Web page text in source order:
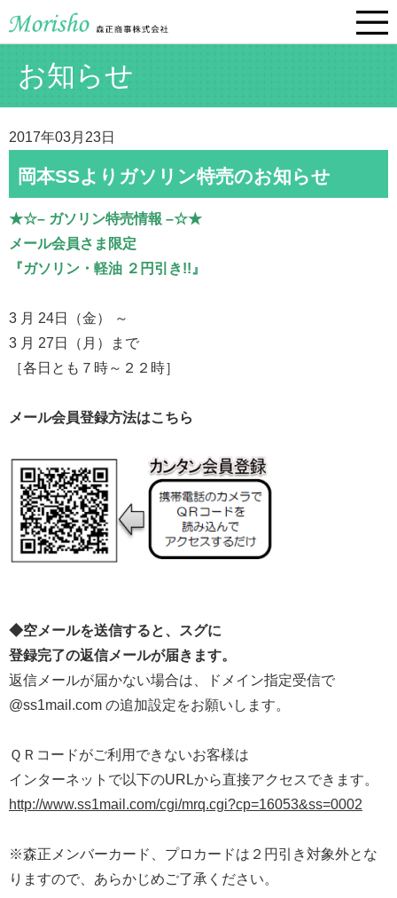
お知らせ
2017年03月23日
岡本SSよりガソリン特売のお知らせ
★☆– ガソリン特売情報 –☆★
メール会員さま限定
『ガソリン・軽油 ２円引き!!』
3 月 24日（金） ～
3 月 27日（月）まで
［各日とも７時～２２時］
メール会員登録方法はこちら
◆空メールを送信すると、スグに
登録完了の返信メールが届きます。
返信メールが届かない場合は、ドメイン指定受信で
@ss1mail.com の追加設定をお願いします。
ＱＲコードがご利用できないお客様は
インターネットで以下のURLから直接アクセスできます。
http://www.ss1mail.com/cgi/mrq.cgi?cp=16053&ss=0002
※森正メンバーカード、プロカードは２円引き対象外とな
りますので、あらかじめご了承ください。